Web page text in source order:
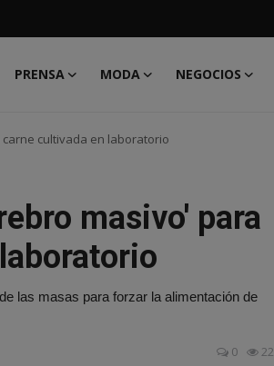
PRENSA MODA NEGOCIOS
cultivada en laboratorio
masivo' para
las masas para forzar la alimentación de
0 22